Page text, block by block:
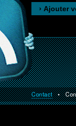
Contact•